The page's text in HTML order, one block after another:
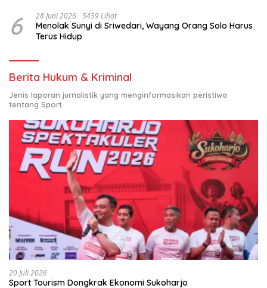
6 28 Juni 2026 5459 Lihat
Menolak Sunyi di Sriwedari, Wayang Orang Solo Harus
Terus Hidup
Berita Hukum & Kriminal
Jenis laporan jurnalistik yang menginformasikan peristiwa
tentang Sport
20 Juli 2026
Sport Tourism Dongkrak Ekonomi Sukoharjo